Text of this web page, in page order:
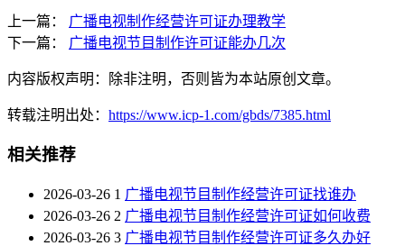
上一篇：
广播电视制作经营许可证办理教学
下一篇：
广播电视节目制作许可证能办几次
内容版权声明：除非注明，否则皆为本站原创文章。
转载注明出处： https://www.icp-1.com/gbds/7385.html
相关推荐
2026-03-26 1 广播电视节目制作经营许可证找谁办
2026-03-26 2 广播电视节目制作经营许可证如何收费
2026-03-26 3 广播电视节目制作经营许可证多久办好